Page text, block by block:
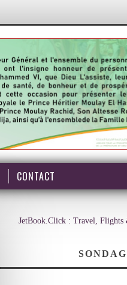
CONTACT
JetBook.Click : Travel, Flights